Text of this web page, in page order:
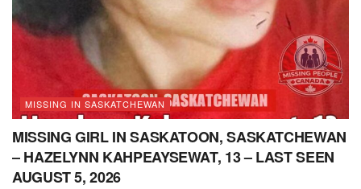
MISSING IN SASKATCHEWAN
MISSING GIRL IN SASKATOON, SASKATCHEWAN
– HAZELYNN KAHPEAYSEWAT, 13 – LAST SEEN
AUGUST 5, 2026